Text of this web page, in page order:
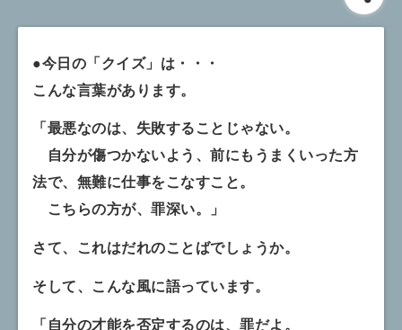
●今日の「クイズ」は・・・
こんな言葉があります。
「最悪なのは、失敗することじゃない。
自分が傷つかないよう、前にもうまくいった方
法で、無難に仕事をこなすこと。
こちらの方が、罪深い。」
さて、これはだれのことばでしょうか。
そして、こんな風に語っています。
「自分の才能を否定するのは、罪だよ。